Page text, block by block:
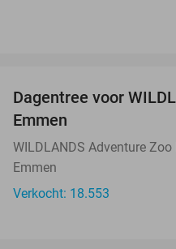
Dagentree voor
Emmen
WILDLANDS Adventure Zoo
Emmen
Verkocht: 18.553